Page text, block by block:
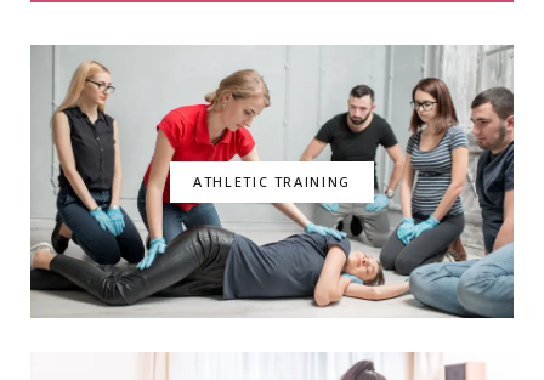
ATHLETIC TRAINING